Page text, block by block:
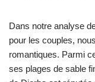
Dans notre analyse
pour les couples,
romantiques. Parmi
ses plages de sable